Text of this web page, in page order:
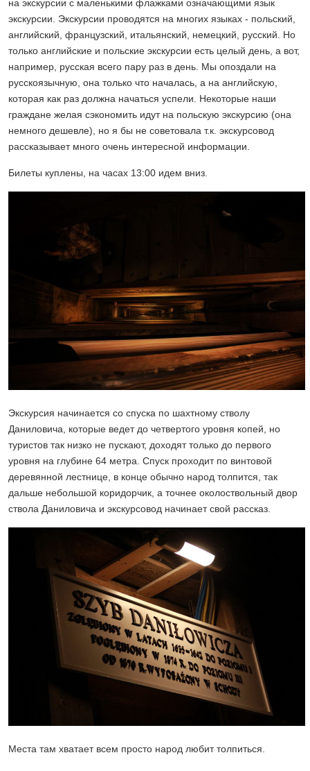
на экскурсии с маленькими флажками означающими язык
экскурсии. Экскурсии проводятся на многих языках - польский,
английский, французский, итальянский, немецкий, русский. Но
только английские и польские экскурсии есть целый день, а вот,
например, русская всего пару раз в день. Мы опоздали на
русскоязычную, она только что началась, а на английскую,
которая как раз должна начаться успели. Некоторые наши
граждане желая сэкономить идут на польскую экскурсию (она
немного дешевле), но я бы не советовала т.к. экскурсовод
рассказывает много очень интересной информации.
Билеты куплены, на часах 13:00 идем вниз.
Экскурсия начинается со спуска по шахтному стволу
Даниловича, которые ведет до четвертого уровня копей, но
туристов так низко не пускают, доходят только до первого
уровня на глубине 64 метра. Спуск проходит по винтовой
деревянной лестнице, в конце обычно народ толпится, так
дальше небольшой коридорчик, а точнее околоствольный двор
ствола Даниловича и экскурсовод начинает свой рассказ.
Места там хватает всем просто народ любит толпиться.